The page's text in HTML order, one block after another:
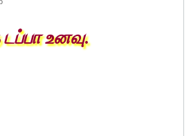
உனவு.